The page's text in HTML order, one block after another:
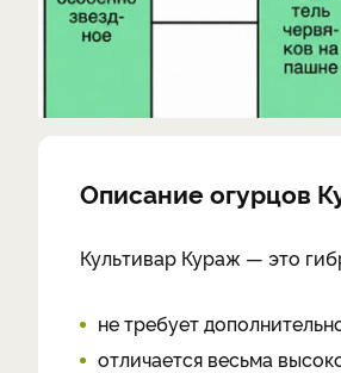
Описание огурцов
Культивар Кураж — это
не требует
отличается весьма